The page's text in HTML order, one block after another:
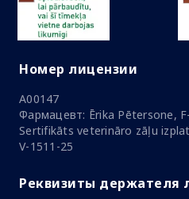
Номер лицензии
A00147
Фармацевт: Ērika Pētersone,
Sertifikāts veterināro zāļu
V-1511-25
Реквизиты держателя